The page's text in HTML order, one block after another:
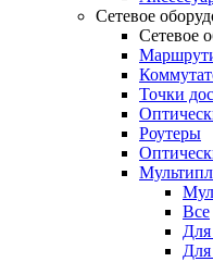
Сетевое
Сетевое
Точки
Роутеры
Все
Для